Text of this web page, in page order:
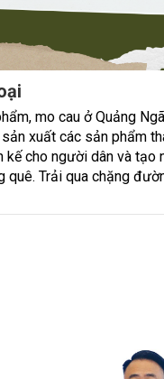
mo cau ở Quảng
xuất các sản phẩm
kế cho người dân và tạo
quê. Trải qua chặng
đón nhận.